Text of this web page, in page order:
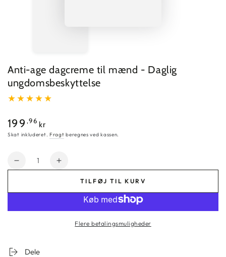
Anti-age dagcreme til mænd - Daglig
ungdomsbeskyttelse
Almindelig
pris
199 ,96 kr
Skat inkluderet. Fragt beregnes ved kassen.
Mængde
Reducer
-
Øg
TILFØJ TIL KURV
Flere betalingsmuligheder
Dele